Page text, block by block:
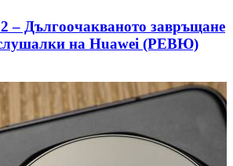
– Дългоочакваното завръщане
на Huawei (РЕВЮ)